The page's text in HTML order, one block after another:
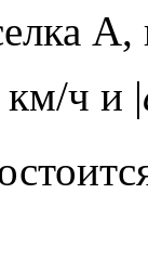
км/ч и |